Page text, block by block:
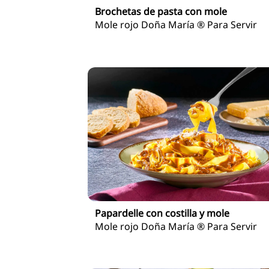
Brochetas de pasta con mole
Mole rojo Doña María ® Para Servir
Papardelle con costilla y mole
Mole rojo Doña María ® Para Servir